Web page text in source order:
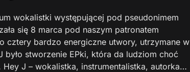
wokalistki występującej pod pseudonimem
się 8 marca pod naszym patronatem
cztery bardzo energiczne utwory, utrzymane w
było stworzenie EPki, która da ludziom choć
J – wokalistka, instrumentalistka, autorka…